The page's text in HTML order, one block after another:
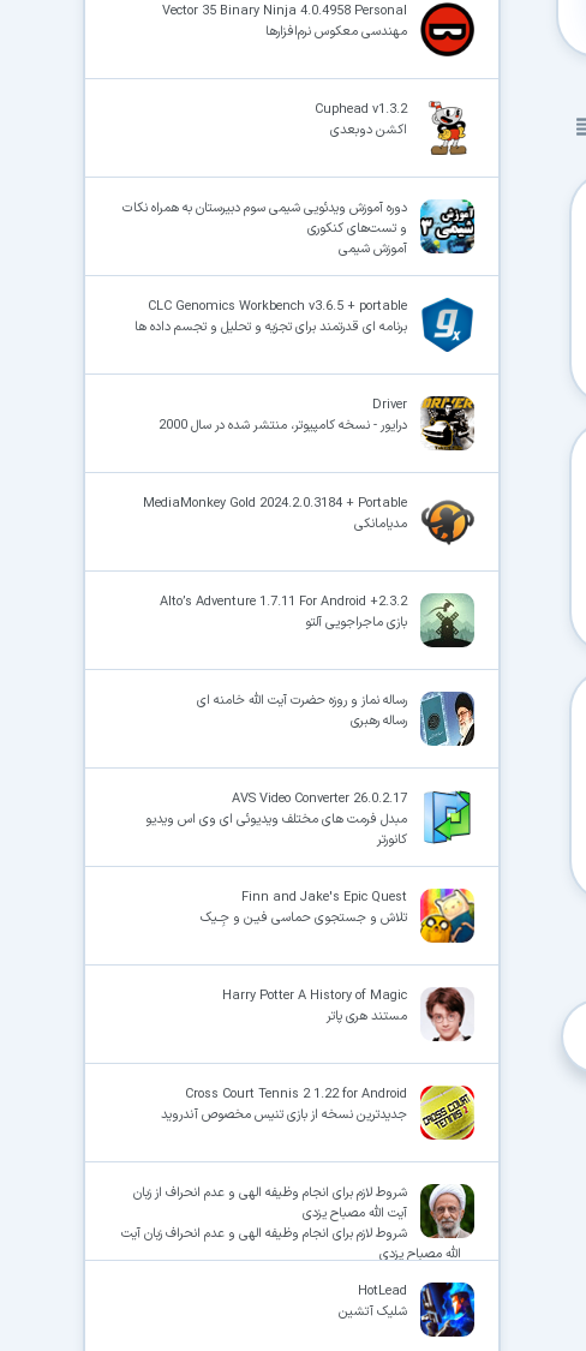
Vector 35 Binary Ninja 4.0.4958 Personal
مهندسی معکوس نرم‌افزارها
Cuphead v1.3.2
اکشن دوبعدی
دوره آموزش ویدئویی شیمی سوم دبیرستان به همراه نکات
و تست‌های کنکوری
آموزش شیمی
CLC Genomics Workbench v3.6.5 + portable
برنامه ای قدرتمند برای تجزیه و تحلیل و تجسم داده ها
Driver
درایور - نسخه کامپیوتر، منتشر شده در سال 2000
MediaMonkey Gold 2024.2.0.3184 + Portable
مدیامانکی
Alto’s Adventure 1.7.11 For Android +2.3.2
بازی ماجراجویی آلتو
رساله نماز و روزه حضرت آیت الله خامنه ای
رساله رهبری
AVS Video Converter 26.0.2.17
مبدل فرمت های مختلف ویدیوئی ای وی اس ویدیو
کانورتر
Finn and Jake's Epic Quest
تلاش و جستجوی حماسی فیـن و جِـیک
Harry Potter A History of Magic
مستند هری پاتر
Cross Court Tennis 2 1.22 for Android
جدیدترین نسخه از بازی تنیس مخصوص آندروید
شروط لازم برای انجام وظیفه الهی و عدم انحراف از زبان
آیت الله مصباح یزدی
شروط لازم برای انجام وظیفه الهی و عدم انحراف زبان آیت
الله مصباح یزدی
HotLead
شلیک آتشین